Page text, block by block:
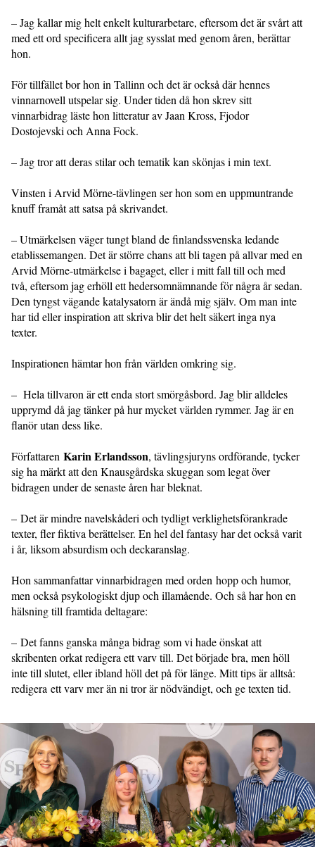
– Jag kallar mig helt enkelt kulturarbetare, eftersom det är svårt att
med ett ord specificera allt jag sysslat med genom åren, berättar
hon.
För tillfället bor hon in Tallinn och det är också där hennes
vinnarnovell utspelar sig. Under tiden då hon skrev sitt
vinnarbidrag läste hon litteratur av Jaan Kross, Fjodor
Dostojevski och Anna Fock.
– Jag tror att deras stilar och tematik kan skönjas i min text.
Vinsten i Arvid Mörne-tävlingen ser hon som en uppmuntrande
knuff framåt att satsa på skrivandet.
– Utmärkelsen väger tungt bland de finlandssvenska ledande
etablissemangen. Det är större chans att bli tagen på allvar med en
Arvid Mörne-utmärkelse i bagaget, eller i mitt fall till och med
två, eftersom jag erhöll ett hedersomnämnande för några år sedan.
Den tyngst vägande katalysatorn är ändå mig själv. Om man inte
har tid eller inspiration att skriva blir det helt säkert inga nya
texter.
Inspirationen hämtar hon från världen omkring sig.
– Hela tillvaron är ett enda stort smörgåsbord. Jag blir alldeles
upprymd då jag tänker på hur mycket världen rymmer. Jag är en
flanör utan dess like.
Författaren Karin Erlandsson, tävlingsjuryns ordförande, tycker
sig ha märkt att den Knausgårdska skuggan som legat över
bidragen under de senaste åren har bleknat.
– Det är mindre navelskåderi och tydligt verklighetsförankrade
texter, fler fiktiva berättelser. En hel del fantasy har det också varit
i år, liksom absurdism och deckaranslag.
Hon sammanfattar vinnarbidragen med orden hopp och humor,
men också psykologiskt djup och illamående. Och så har hon en
hälsning till framtida deltagare:
– Det fanns ganska många bidrag som vi hade önskat att
skribenten orkat redigera ett varv till. Det började bra, men höll
inte till slutet, eller ibland höll det på för länge. Mitt tips är alltså:
redigera ett varv mer än ni tror är nödvändigt, och ge texten tid.